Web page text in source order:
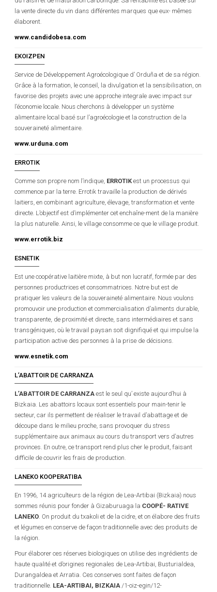
la vente directe du vin dans différentes marques que eux- mêmes
élaborent.
www.candidobesa.com
EKOIZPEN
Service de Développement Agroécologique d’ Orduña et de sa région.
Grâce à la formation, le conseil, la divulgation et la sensibilisation, on
favorise des projets avec une approche integrale avec impact sur
l’économie locale. Nous cherchons à développer un système
alimentaire local basé sur l’agroécologie et la construction de la
souveraineté alimentaire.
www.urduna.com
ERROTIK
Comme son propre nom l’indique, ERROTIKest un processus qui
commence par la terre. Errotik travaille la production de dérivés
laitiers, en combinant agriculture, élevage, transformation et vente
directe. L’objectif est d’implémenter cet enchaîne-ment de la manière
la plus naturelle. Ainsi, le village consomme ce que le village produit.
www.errotik.biz
ESNETIK
Est une coopérative laitière mixte, à but non lucratif, formée par des
personnes productrices et consommatrices. Notre but est de
pratiquer les valeurs de la souveraineté alimentaire. Nous voulons
promouvoir une production et commercialisation d’aliments durable,
transparente, de proximité et directe, sans intermédiaires et sans
transgéniques, où le travail paysan soit dignifiqué et qui impulse la
participation active des personnes à la prise de décisions.
www.esnetik.com
L’ABATTOIR DE CARRANZA
L’ABATTOIR DE CARRANZA est le seul qu’ existe aujourd’hui à
Bizkaia. Les abattoirs locaux sont essentiels pour main-tenir le
secteur, car ils permettent de réaliser le travail d’abattage et de
découpe dans le milieu proche, sans provoquer du stress
supplémentaire aux animaux au cours du transport vers d’autres
provinces. En outre, ce transport rend plus cher le produit, faisant
difficile de couvrir les frais de production.
LANEKO KOOPERATIBA
En 1996, 14 agriculteurs de la région de Lea-Artibai (Bizkaia) nous
sommes réunis pour fonder à Gizaburuaga la COOPÉ- RATIVE
LANEKO. On produit du txakoli et de la cidre, et on élabore des fruits
et légumes en conserve de façon traditionnelle avec des produits de
la région.
Pour élaborer ces réserves biologiques on utilise des ingrédients de
haute qualité et d’origines regionales de Lea-Artibai, Busturialdea,
Durangaldea et Arratia. Ces conserves sont faites de façon
traditionnelle. LEA-ARTIBAI, BIZKAIA /1-oiz-egin/12-